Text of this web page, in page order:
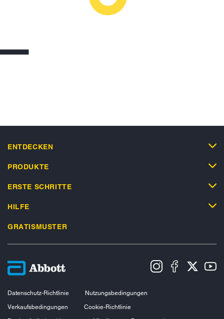
ENTDECKEN
PRODUKTE
ERSTE SCHRITTE
HILFE
GRATISMUSTER
Datenschutz-Richtlinie
Nutzungsbedingungen
Verkaufsbedingungen
Cookie-Richtlinie